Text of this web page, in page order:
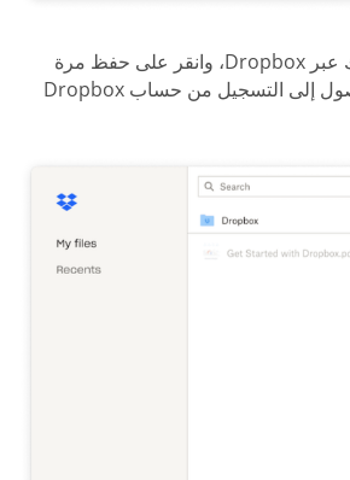
حدد المجلد المفضل لك عبر Dropbox، وانقر على حفظ مرة
أخرى. يمكنك الآن الوصول إلى التسجيل من حساب Dropbox